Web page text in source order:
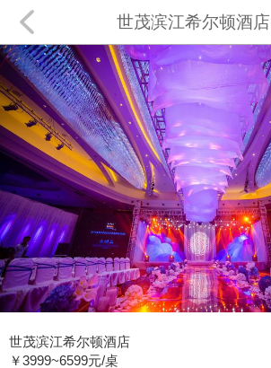
世茂滨江希尔顿酒店
世茂滨江希尔顿酒店
￥3999~6599元/桌